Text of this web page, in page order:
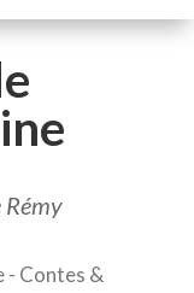
- Contes &